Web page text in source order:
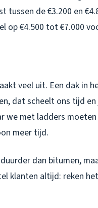
de €3.200 en
op €4.500 tot €7.000
veel uit. Een dak in
dat scheelt ons tijd en
we met ladders
meer tijd.
dan bitumen,
klanten altijd: reken